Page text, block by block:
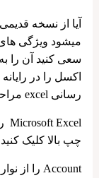
آیا از نسخه
میشود ویژگی
سعی کنید آن را به
اکسل را در
رسانی excel مراحل زیر را انجام دهید:
چپ بالا کلیک
Account را از نوار کناری سمت چپ انتخاب کنید.